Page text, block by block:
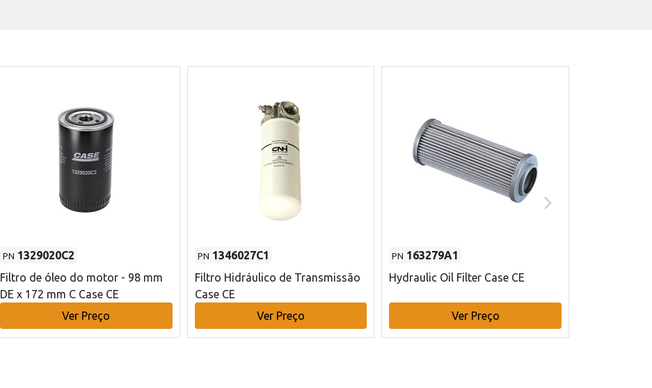
PN 1329020C2
Filtro de óleo do motor - 98 mm
DE x 172 mm C Case CE
Ver Preço
PN 1346027C1
Filtro Hidráulico de Transmissão
Case CE
Ver Preço
PN 163279A1
Hydraulic Oil Filter Case CE
Ver Preço